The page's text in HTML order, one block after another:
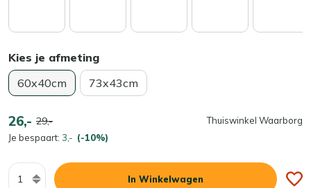
Kies je afmeting
60x40cm
73x43cm
26,- 29,-
Je bespaart: 3,- (-10%)
Thuiswinkel Waarborg
Aantal
In Winkelwagen